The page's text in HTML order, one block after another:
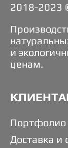
2018-2023
и
ценам.
Портфолио
Доставка и